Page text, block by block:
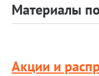
Материалы
Акции и